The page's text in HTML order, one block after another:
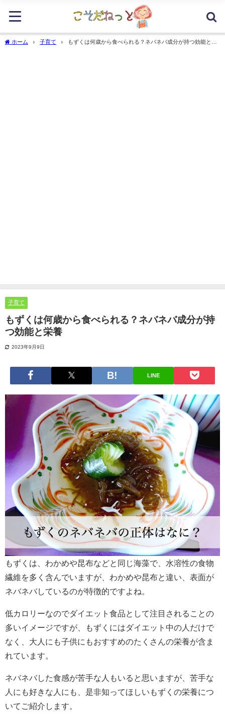
ホーム 子育て
もずくは何歳から食べられる？ネバネバ成分が持つ効能と栄
子育て
もずくは何歳から食べられる？ネバネバ成分が持
つ効能と栄養
2023年9月9日
LINE
もずくは、わかめや昆布などと同じ海藻で、水溶性の食物
繊維を多く含んでいますが、わかめや昆布と違い、表面が
ネバネバしているのが特徴的ですよね。
低カロリーなのでダイエット食品として注目されることの
多いイメージですが、もずくにはダイエット中の人だけで
なく、大人にも子供にもおすすめのたくさんの栄養が含ま
れています。
ネバネバした食感が苦手な人もいると思いますが、苦手な
人にも好きな人にも、是非知ってほしいもずくの栄養につ
いてご紹介します。